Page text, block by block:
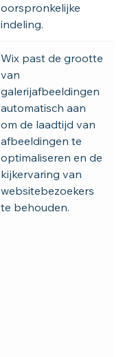
oorspronkelijke
indeling.
Wix past de grootte
van
galerijafbeeldingen
automatisch aan
om de laadtijd van
afbeeldingen te
optimaliseren en de
kijkervaring van
websitebezoekers
te behouden.